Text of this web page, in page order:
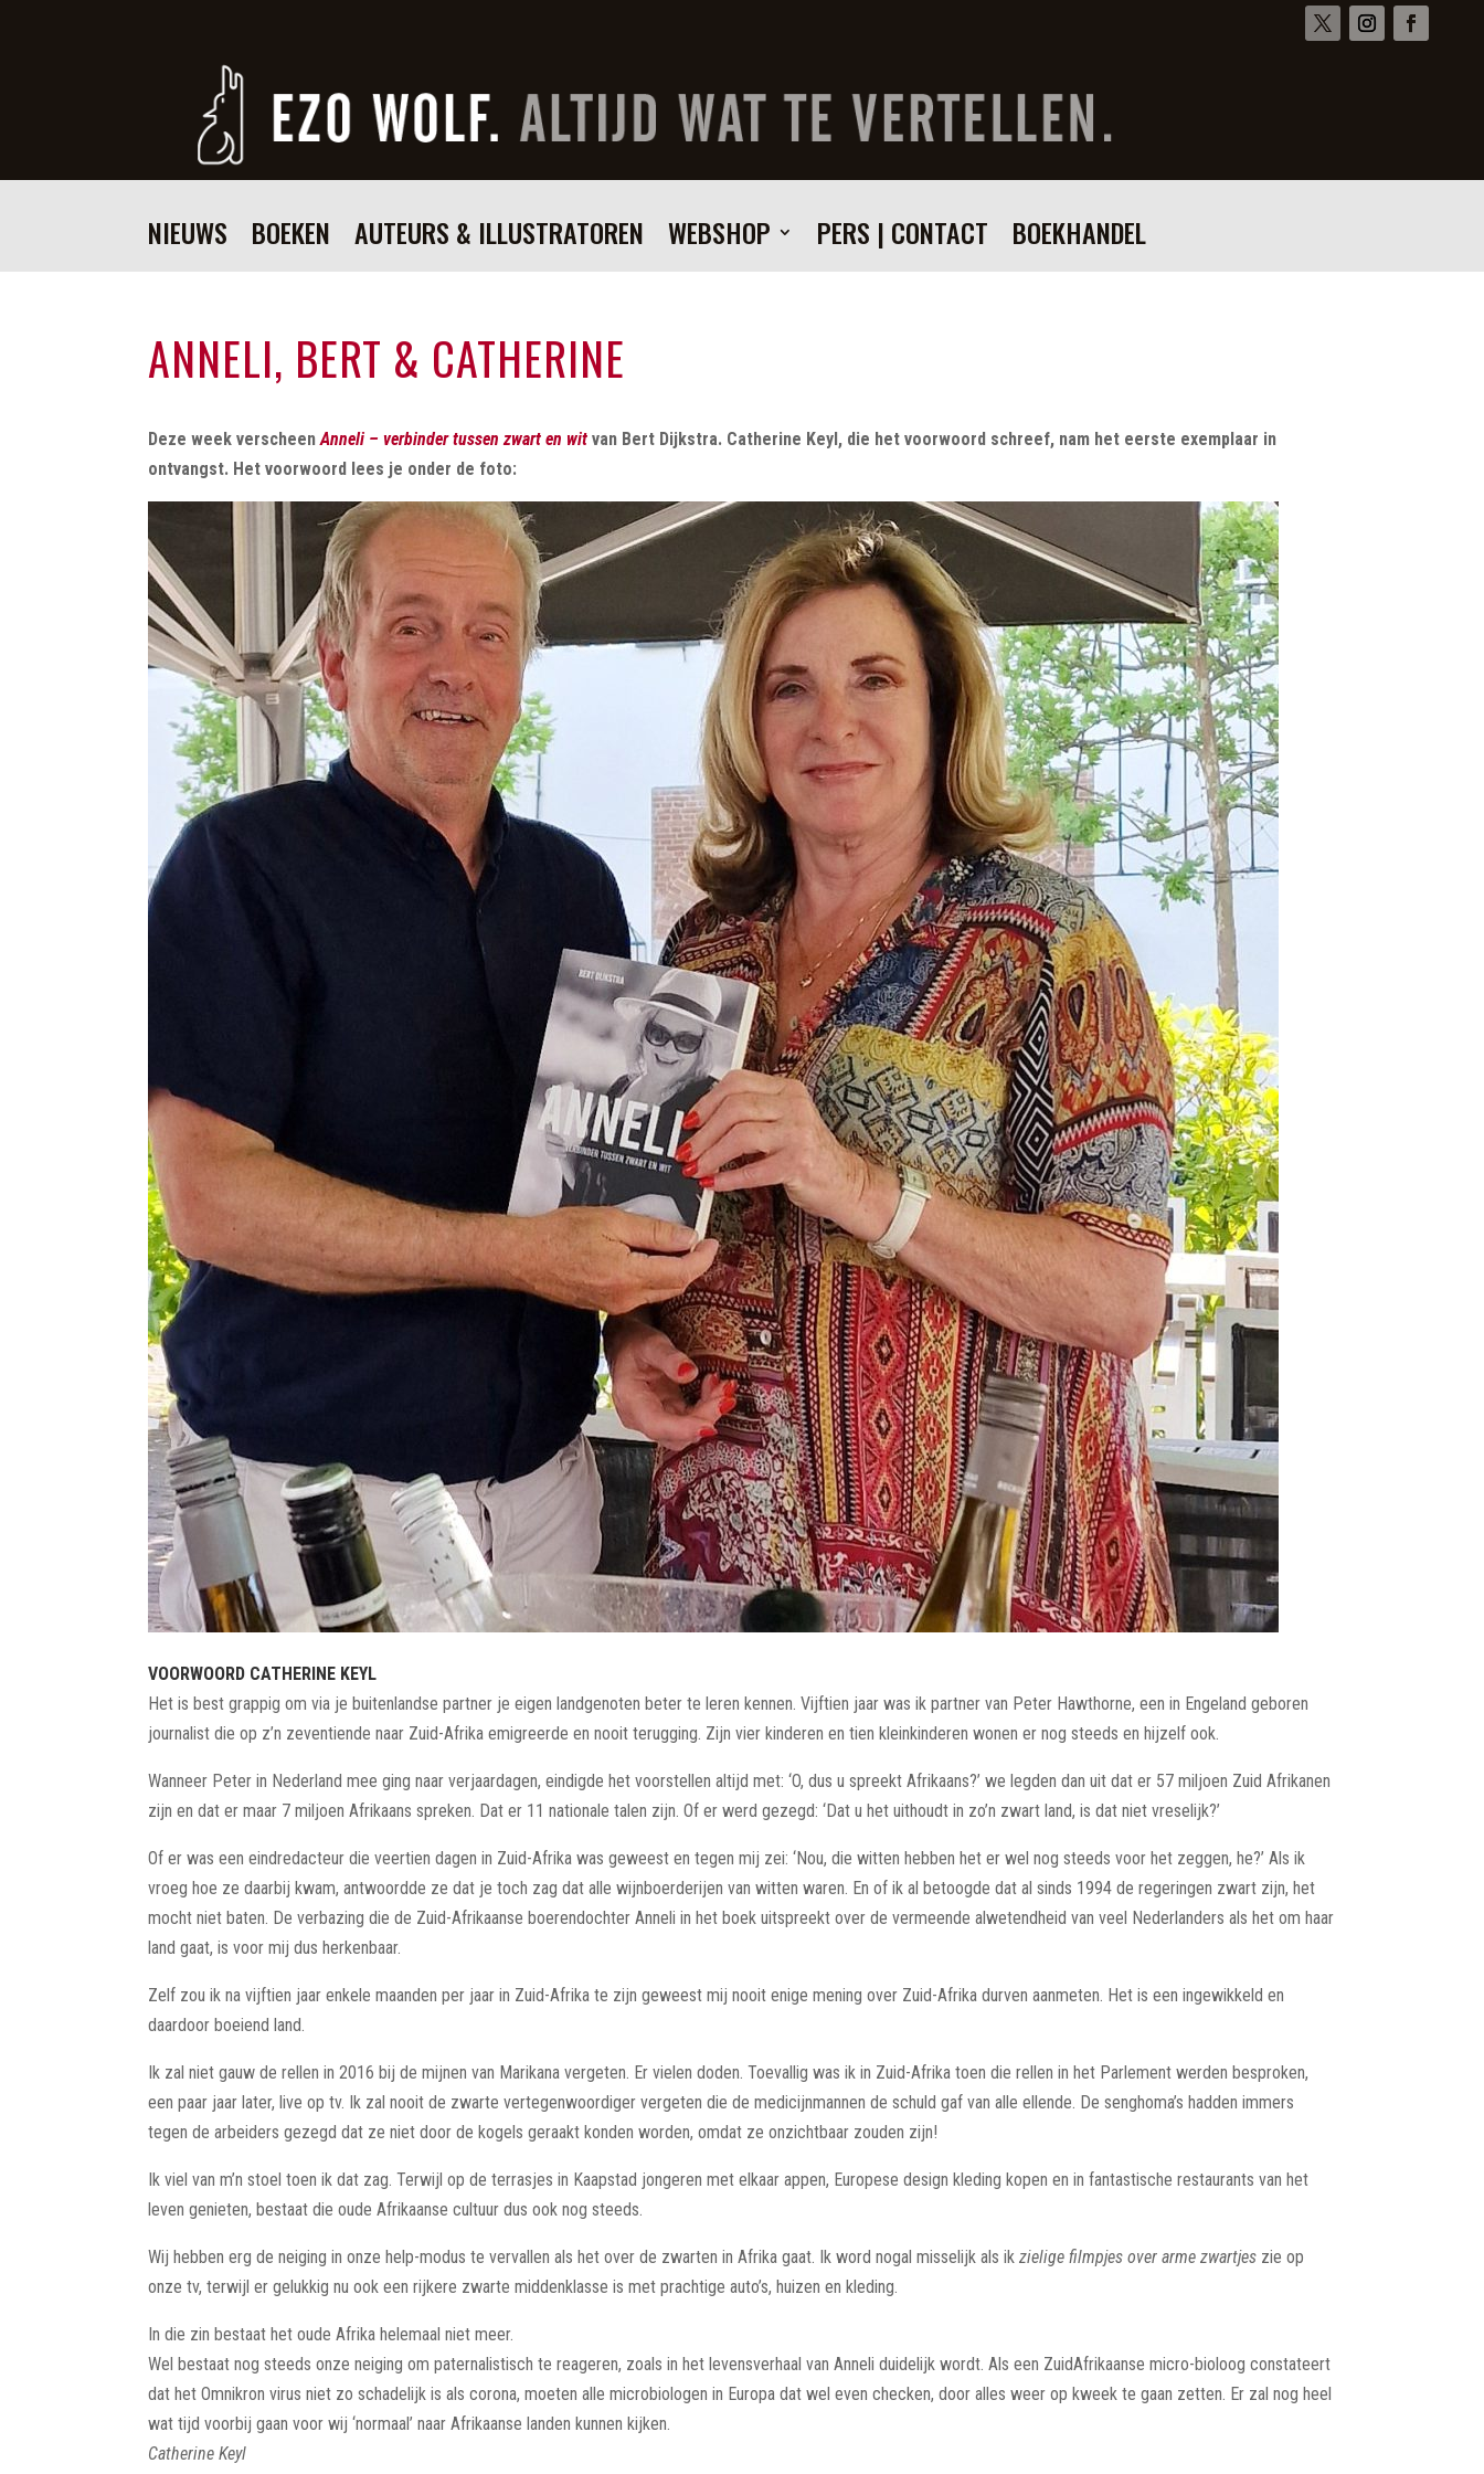
NIEUWS BOEKEN AUTEURS & ILLUSTRATOREN WEBSHOP PERS | CONTACT BOEKHANDEL
ANNELI, BERT & CATHERINE
Deze week verscheenAnneli – verbinder tussen zwart en wit van Bert Dijkstra. Catherine Keyl, die het voorwoord schreef, nam het eerste exemplaar in
ontvangst. Het voorwoord lees je onder de foto:
VOORWOORD CATHERINE KEYL
Het is best grappig om via je buitenlandse partner je eigen landgenoten beter te leren kennen. Vijftien jaar was ik partner van Peter Hawthorne, een in Engeland geboren
journalist die op z’n zeventiende naar Zuid-Afrika emigreerde en nooit terugging. Zijn vier kinderen en tien kleinkinderen wonen er nog steeds en hijzelf ook.
Wanneer Peter in Nederland mee ging naar verjaardagen, eindigde het voorstellen altijd met: ‘O, dus u spreekt Afrikaans?’ we legden dan uit dat er 57 miljoen Zuid Afrikanen
zijn en dat er maar 7 miljoen Afrikaans spreken. Dat er 11 nationale talen zijn. Of er werd gezegd: ‘Dat u het uithoudt in zo’n zwart land, is dat niet vreselijk?’
Of er was een eindredacteur die veertien dagen in Zuid-Afrika was geweest en tegen mij zei: ‘Nou, die witten hebben het er wel nog steeds voor het zeggen, he?’ Als ik
vroeg hoe ze daarbij kwam, antwoordde ze dat je toch zag dat alle wijnboerderijen van witten waren. En of ik al betoogde dat al sinds 1994 de regeringen zwart zijn, het
mocht niet baten. De verbazing die de Zuid-Afrikaanse boerendochter Anneli in het boek uitspreekt over de vermeende alwetendheid van veel Nederlanders als het om haar
land gaat, is voor mij dus herkenbaar.
Zelf zou ik na vijftien jaar enkele maanden per jaar in Zuid-Afrika te zijn geweest mij nooit enige mening over Zuid-Afrika durven aanmeten. Het is een ingewikkeld en
daardoor boeiend land.
Ik zal niet gauw de rellen in 2016 bij de mijnen van Marikana vergeten. Er vielen doden. Toevallig was ik in Zuid-Afrika toen die rellen in het Parlement werden besproken,
een paar jaar later, live op tv. Ik zal nooit de zwarte vertegenwoordiger vergeten die de medicijnmannen de schuld gaf van alle ellende. De senghoma’s hadden immers
tegen de arbeiders gezegd dat ze niet door de kogels geraakt konden worden, omdat ze onzichtbaar zouden zijn!
Ik viel van m’n stoel toen ik dat zag. Terwijl op de terrasjes in Kaapstad jongeren met elkaar appen, Europese design kleding kopen en in fantastische restaurants van het
leven genieten, bestaat die oude Afrikaanse cultuur dus ook nog steeds.
Wij hebben erg de neiging in onze help-modus te vervallen als het over de zwarten in Afrika gaat. Ik word nogal misselijk als ikzieligefilmpjes over arme zwartjes zie op
onze tv, terwijl er gelukkig nu ook een rijkere zwarte middenklasse is met prachtige auto’s, huizen en kleding.
In die zin bestaat het oude Afrika helemaal niet meer.
Wel bestaat nog steeds onze neiging om paternalistisch te reageren, zoals in het levensverhaal van Anneli duidelijk wordt. Als een ZuidAfrikaanse micro-bioloog constateert
dat het Omnikron virus niet zo schadelijk is als corona, moeten alle microbiologen in Europa dat wel even checken, door alles weer op kweek te gaan zetten. Er zal nog heel
wat tijd voorbij gaan voor wij ‘normaal’ naar Afrikaanse landen kunnen kijken.
Catherine Keyl